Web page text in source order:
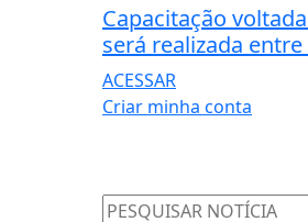
Capacitação
será realizada
ACESSAR
Criar minha conta